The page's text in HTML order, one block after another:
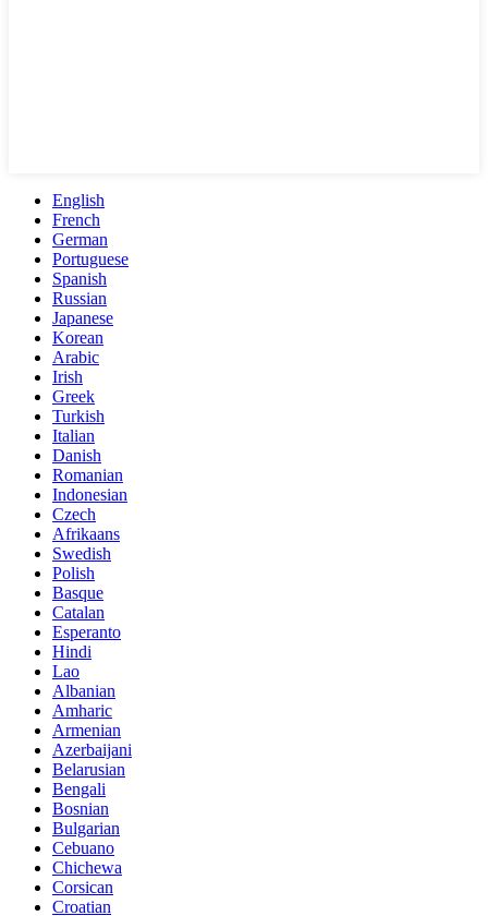
English
French
German
Portuguese
Spanish
Russian
Japanese
Korean
Arabic
Irish
Greek
Turkish
Italian
Danish
Romanian
Indonesian
Czech
Afrikaans
Swedish
Polish
Basque
Catalan
Esperanto
Hindi
Lao
Albanian
Amharic
Armenian
Azerbaijani
Belarusian
Bengali
Bosnian
Bulgarian
Cebuano
Chichewa
Corsican
Croatian